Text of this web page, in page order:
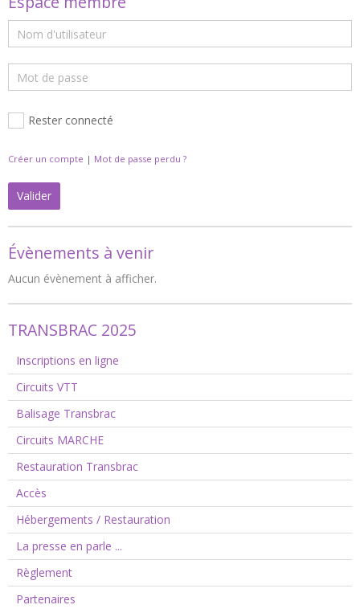
Rester connecté
Créer un compte | Mot de passe perdu ?
Valider
Évènements à venir
Aucun évènement à afficher.
TRANSBRAC 2025
Inscriptions en ligne
Circuits VTT
Balisage Transbrac
Circuits MARCHE
Restauration Transbrac
Accès
Hébergements / Restauration
La presse en parle ...
Règlement
Partenaires